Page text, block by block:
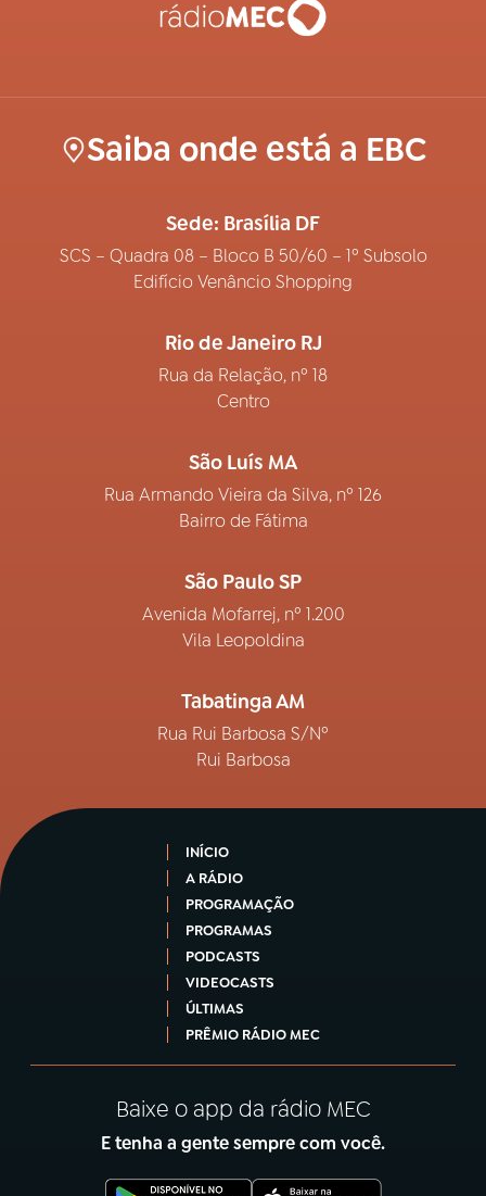
Saiba onde está a EBC
Sede: Brasília DF
SCS – Quadra 08 – Bloco B 50/60 – 1º Subsolo
Edifício Venâncio Shopping
Rio de Janeiro RJ
Rua da Relação, nº 18
Centro
São Luís MA
Rua Armando Vieira da Silva, nº 126
Bairro de Fátima
São Paulo SP
Avenida Mofarrej, nº 1.200
Vila Leopoldina
Tabatinga AM
Rua Rui Barbosa S/Nº
Rui Barbosa
INÍCIO
A RÁDIO
PROGRAMAÇÃO
PROGRAMAS
PODCASTS
VIDEOCASTS
ÚLTIMAS
PRÊMIO RÁDIO MEC
Baixe o app da rádio MEC
E tenha a gente sempre com você.